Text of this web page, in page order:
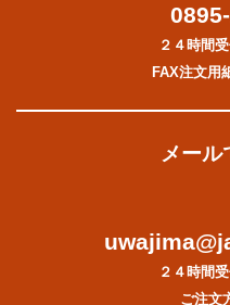
２４時間
FAX注文用
メール
２４時間
ご注文